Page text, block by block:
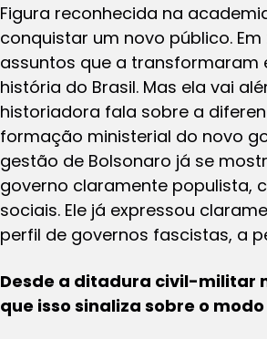
Figura reconhecida na
conquistar um novo público.
assuntos que a transformaram
história do Brasil. Mas ela vai
historiadora fala sobre a
formação ministerial do novo
gestão de Bolsonaro já se
governo claramente populista,
sociais. Ele já expressou
perfil de governos fascistas, a
Desde a ditadura civil-militar
que isso sinaliza sobre o